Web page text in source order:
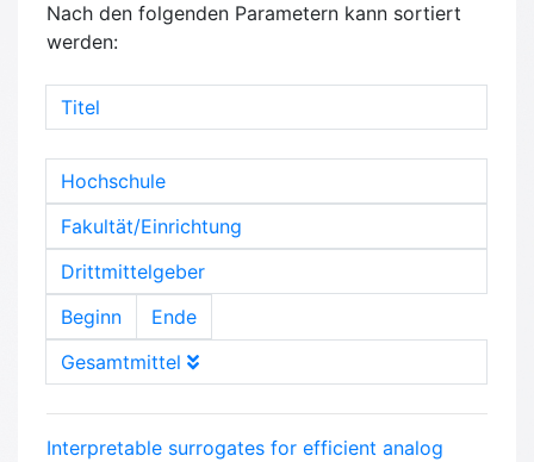
Nach den folgenden Parametern kann sortiert
werden:
Titel
Hochschule
Fakultät/Einrichtung
Drittmittelgeber
Beginn
Ende
Gesamtmittel
Interpretable surrogates for efficient analog